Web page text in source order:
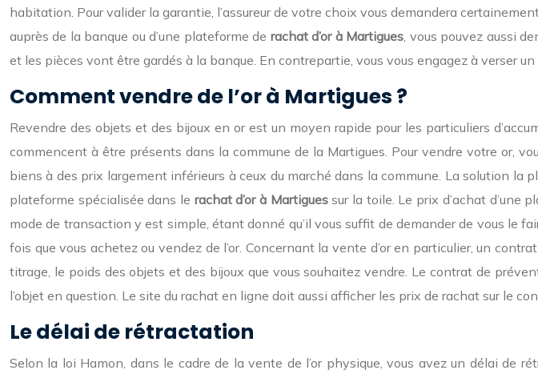
habitation. Pour valider la garantie, l’assureur de votre choix vous demandera
auprès de la banque ou d’une plateforme de rachat d’or à Martigues, vous pouvez aussi
et les pièces vont être gardés à la banque. En contrepartie, vous vous engagez à verser
Comment vendre de l’or à Martigues ?
Revendre des objets et des bijoux en or est un moyen rapide pour les particuliers
commencent à être présents dans la commune de la Martigues. Pour vendre votre or,
biens à des prix largement inférieurs à ceux du marché dans la commune. La solution
plateforme spécialisée dans le rachat d’or à Martiguessur la toile. Le prix d’achat d’une
mode de transaction y est simple, étant donné qu’il vous suffit de demander de vous le
fois que vous achetez ou vendez de l’or. Concernant la vente d’or en particulier, un
titrage, le poids des objets et des bijoux que vous souhaitez vendre. Le contrat de
l’objet en question. Le site du rachat en ligne doit aussi afficher les prix de rachat sur le
Le délai de rétractation
Selon la loi Hamon, dans le cadre de la vente de l’or physique, vous avez un délai de